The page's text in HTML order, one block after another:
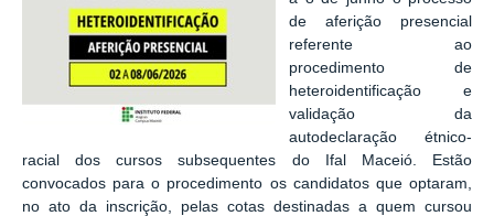
de aferição presencial
referente ao
procedimento de
heteroidentificação e
validação da
autodeclaração étnico-
racial dos cursos subsequentes do Ifal Maceió. Estão
convocados para o procedimento os candidatos que optaram,
no ato da inscrição, pelas cotas destinadas a quem cursou